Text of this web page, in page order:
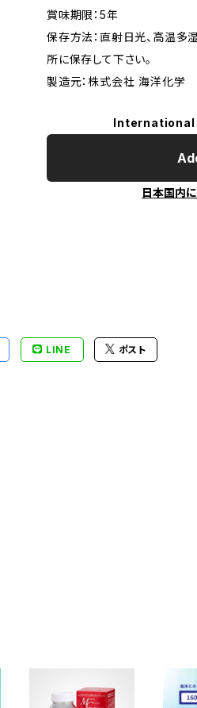
賞味期限：5年
保存方法：直射日光、高温多
所に保存して下さい。
製造元：株式会社 海洋化学
International
日本国内
LINE ポスト